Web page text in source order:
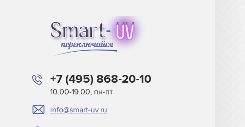
+7 (495) 868-20-10
10.00-19.00, пн-пт
info@smart-uv.ru